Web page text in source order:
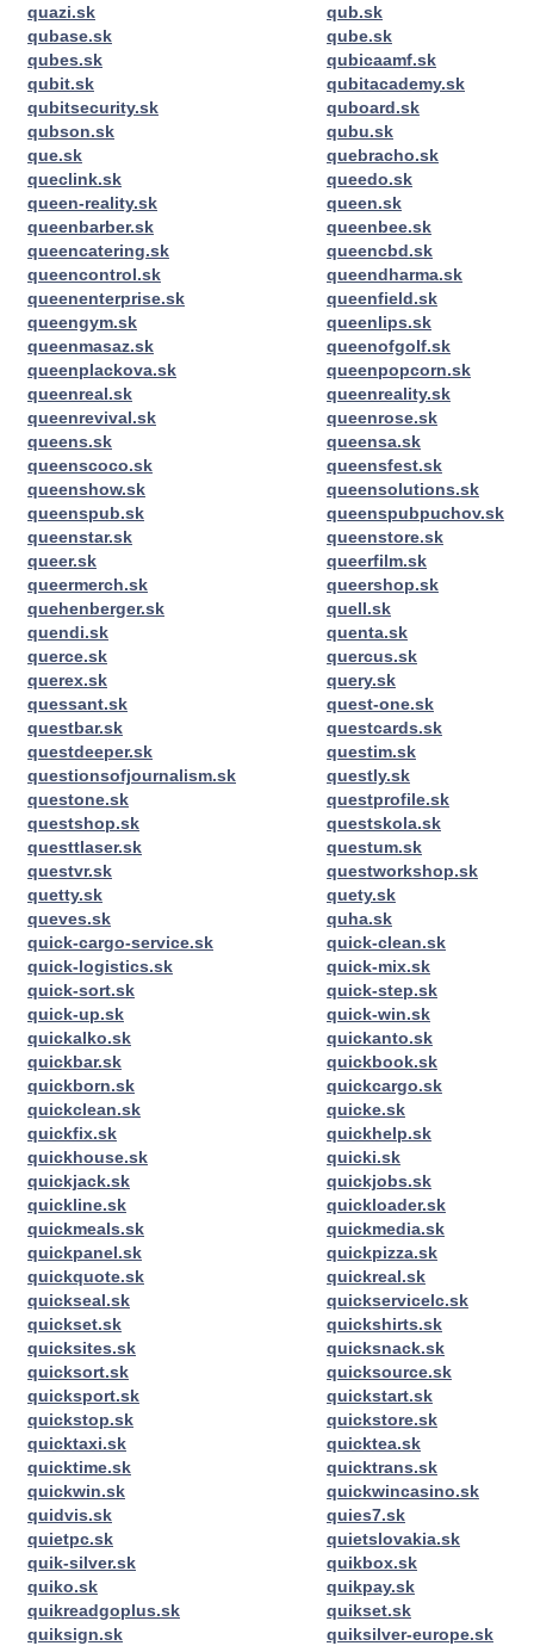
quazi.sk
qub.sk
qubase.sk
qube.sk
qubes.sk
qubicaamf.sk
qubit.sk
qubitacademy.sk
qubitsecurity.sk
quboard.sk
qubson.sk
qubu.sk
que.sk
quebracho.sk
queclink.sk
queedo.sk
queen-reality.sk
queen.sk
queenbarber.sk
queenbee.sk
queencatering.sk
queencbd.sk
queencontrol.sk
queendharma.sk
queenenterprise.sk
queenfield.sk
queengym.sk
queenlips.sk
queenmasaz.sk
queenofgolf.sk
queenplackova.sk
queenpopcorn.sk
queenreal.sk
queenreality.sk
queenrevival.sk
queenrose.sk
queens.sk
queensa.sk
queenscoco.sk
queensfest.sk
queenshow.sk
queensolutions.sk
queenspub.sk
queenspubpuchov.sk
queenstar.sk
queenstore.sk
queer.sk
queerfilm.sk
queermerch.sk
queershop.sk
quehenberger.sk
quell.sk
quendi.sk
quenta.sk
querce.sk
quercus.sk
querex.sk
query.sk
quessant.sk
quest-one.sk
questbar.sk
questcards.sk
questdeeper.sk
questim.sk
questionsofjournalism.sk
questly.sk
questone.sk
questprofile.sk
questshop.sk
questskola.sk
questtlaser.sk
questum.sk
questvr.sk
questworkshop.sk
quetty.sk
quety.sk
queves.sk
quha.sk
quick-cargo-service.sk
quick-clean.sk
quick-logistics.sk
quick-mix.sk
quick-sort.sk
quick-step.sk
quick-up.sk
quick-win.sk
quickalko.sk
quickanto.sk
quickbar.sk
quickbook.sk
quickborn.sk
quickcargo.sk
quickclean.sk
quicke.sk
quickfix.sk
quickhelp.sk
quickhouse.sk
quicki.sk
quickjack.sk
quickjobs.sk
quickline.sk
quickloader.sk
quickmeals.sk
quickmedia.sk
quickpanel.sk
quickpizza.sk
quickquote.sk
quickreal.sk
quickseal.sk
quickservicelc.sk
quickset.sk
quickshirts.sk
quicksites.sk
quicksnack.sk
quicksort.sk
quicksource.sk
quicksport.sk
quickstart.sk
quickstop.sk
quickstore.sk
quicktaxi.sk
quicktea.sk
quicktime.sk
quicktrans.sk
quickwin.sk
quickwincasino.sk
quidvis.sk
quies7.sk
quietpc.sk
quietslovakia.sk
quik-silver.sk
quikbox.sk
quiko.sk
quikpay.sk
quikreadgoplus.sk
quikset.sk
quiksign.sk
quiksilver-europe.sk